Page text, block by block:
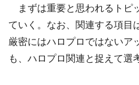
まずは重要と思われるトピ
ていく。なお、関連する項目
厳密にはハロプロではないア
も、ハロプロ関連と捉えて選